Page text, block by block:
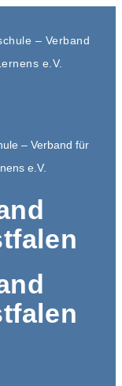
– Verband
e.V.
– Verband für
e.V.